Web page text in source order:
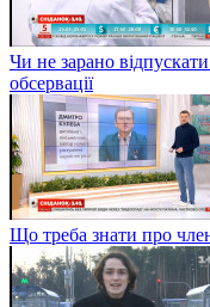
Чи не зарано
обсервації
Що треба знати про